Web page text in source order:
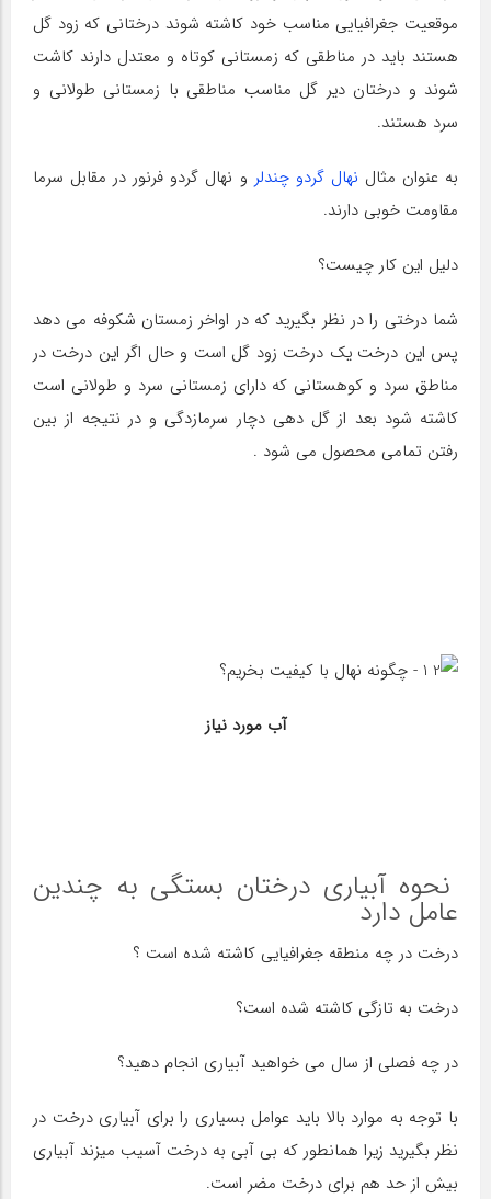
موقعیت جغرافیایی مناسب خود کاشته شوند درختانی که زود گل
هستند باید در مناطقی که زمستانی کوتاه و معتدل دارند کاشت
شوند و درختان دیر گل مناسب مناطقی با زمستانی طولانی و
سرد هستند.
به عنوان مثال نهال گردو چندلر و نهال گردو فرنور در مقابل سرما
مقاومت خوبی دارند.
دلیل این کار چیست؟
شما درختی را در نظر بگیرید که در اواخر زمستان شکوفه می دهد
پس این درخت یک درخت زود گل است و حال اگر این درخت در
مناطق سرد و کوهستانی که دارای زمستانی سرد و طولانی است
کاشته شود بعد از گل دهی دچار سرمازدگی و در نتیجه از بین
رفتن تمامی محصول می شود .
آب مورد نیاز
نحوه آبیاری درختان بستگی به چندین
عامل دارد
درخت در چه منطقه جغرافیایی کاشته شده است ؟
درخت به تازگی کاشته شده است؟
در چه فصلی از سال می خواهید آبیاری انجام دهید؟
با توجه به موارد بالا باید عوامل بسیاری را برای آبیاری درخت در
نظر بگیرید زیرا همانطور که بی آبی به درخت آسیب میزند آبیاری
بیش از حد هم برای درخت مضر است.